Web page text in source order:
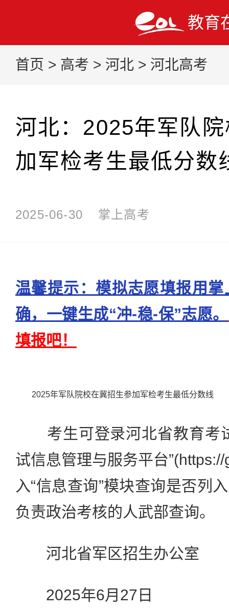
教育
首页 > 高考 > 河北 > 河北高考
河北：2025年军队
加军检考生最低分数
2025-06-30 掌上高考
温馨提示：模拟志愿填报用
确，一键生成“冲-稳-保”志愿。
填报吧！
2025年军队院校在冀招生参加军检考生最低分数线
考生可登录河北省教育考
试信息管理与服务平台
入“信息查询”模块查询是否列
负责政治考核的人武部查询。
河北省军区招生办公室
2025年6月27日